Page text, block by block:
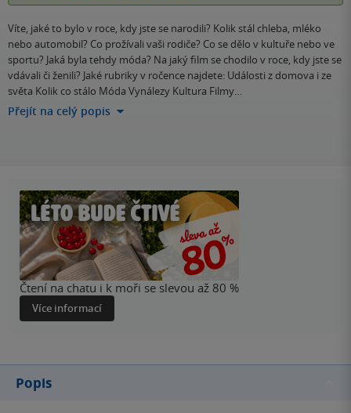
Víte, jaké to bylo v roce, kdy jste se narodili? Kolik stál chleba, mléko
nebo automobil? Co prožívali vaši rodiče? Co se dělo v kultuře nebo ve
sportu? Jaká byla tehdy móda? Na jaký film se chodilo v roce, kdy jste se
vdávali či ženili? Jaké rubriky v ročence najdete: Události z domova i ze
světa Kolik co stálo Móda Vynálezy Kultura Filmy…
Přejít na celý popis
Čtení na chatu i k moři se slevou až 80 %
Více informací
Popis